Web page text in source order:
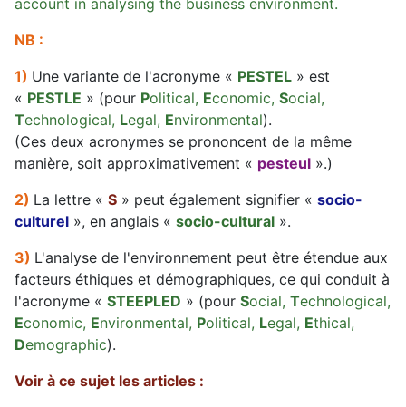
account in analysing the business environment.
NB :
1) Une variante de l'acronyme « PESTEL » est
« PESTLE » (pour Political, Economic, Social,
Technological, Legal, Environmental).
(Ces deux acronymes se prononcent de la même
manière, soit approximativement « pesteul ».)
2) La lettre « S » peut également signifier « socio-
culturel », en anglais « socio-cultural ».
3) L'analyse de l'environnement peut être étendue aux
facteurs éthiques et démographiques, ce qui conduit à
l'acronyme « STEEPLED » (pour Social, Technological,
Economic, Environmental, Political, Legal, Ethical,
Demographic).
Voir à ce sujet les articles :